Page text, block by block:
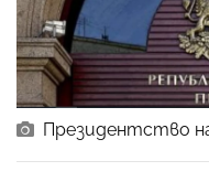
Президентство